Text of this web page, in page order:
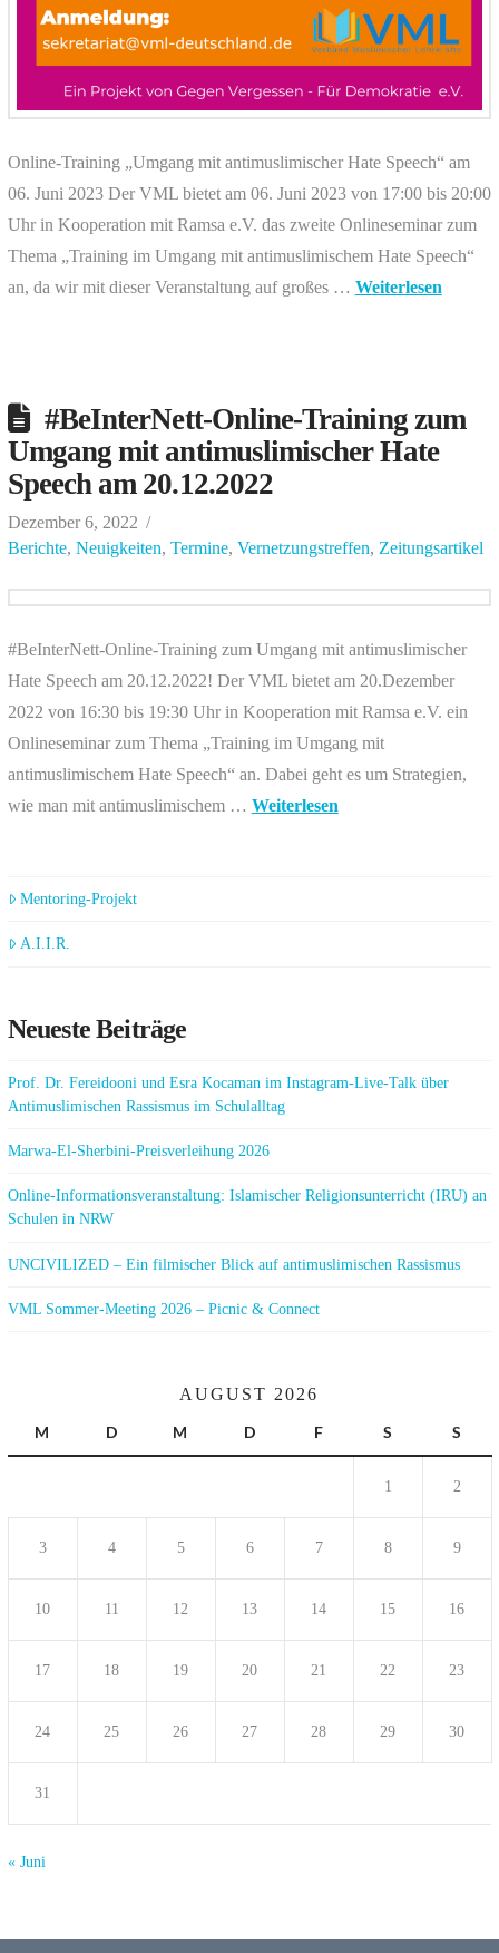
Online-Training „Umgang mit antimuslimischer Hate Speech“ am
06. Juni 2023 Der VML bietet am 06. Juni 2023 von 17:00 bis 20:00
Uhr in Kooperation mit Ramsa e.V. das zweite Onlineseminar zum
Thema „Training im Umgang mit antimuslimischem Hate Speech“
an, da wir mit dieser Veranstaltung auf großes … Weiterlesen
#BeInterNett-Online-Training zum
Umgang mit antimuslimischer Hate
Speech am 20.12.2022
Dezember 6, 2022
Berichte, Neuigkeiten, Termine, Vernetzungstreffen, Zeitungsartikel
#BeInterNett-Online-Training zum Umgang mit antimuslimischer
Hate Speech am 20.12.2022! Der VML bietet am 20.Dezember
2022 von 16:30 bis 19:30 Uhr in Kooperation mit Ramsa e.V. ein
Onlineseminar zum Thema „Training im Umgang mit
antimuslimischem Hate Speech“ an. Dabei geht es um Strategien,
wie man mit antimuslimischem … Weiterlesen
Mentoring-Projekt
A.I.I.R.
Neueste Beiträge
Prof. Dr. Fereidooni und Esra Kocaman im Instagram-Live-Talk über
Antimuslimischen Rassismus im Schulalltag
Marwa-El-Sherbini-Preisverleihung 2026
Online-Informationsveranstaltung: Islamischer Religionsunterricht (IRU) an
Schulen in NRW
UNCIVILIZED – Ein filmischer Blick auf antimuslimischen Rassismus
VML Sommer-Meeting 2026 – Picnic & Connect
AUGUST 2026
M
D M D F S S
1 2
3 4 5 6 7 8 9
10 11 12 13 14 15 16
17 18 19 20 21 22 23
24 25 26 27 28 29 30
31
« Juni